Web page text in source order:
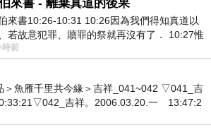
來書 - 離棄真道的後果
來書10:26-10:31 10:26因為我們得知真道以
若故意犯罪、贖罪的祭就再沒有了． 10:27惟
懼等候審判和那燒滅眾敵人的烈火
時前
＞魚雁千里共今緣＞吉祥_041~042 ▽041_吉
吉祥。2006.03.20.一 13:47:2